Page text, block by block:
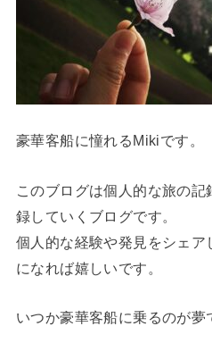
豪華客船に憧れるMikiです。
このブログは個人的な旅の
録していくブログです。
個人的な経験や発見をシェ
になれば嬉しいです。
いつか豪華客船に乗るのが夢